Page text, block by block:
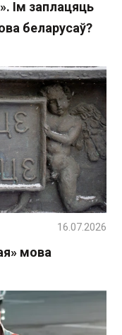
Ім заплацяць
беларусаў?
мова
16.07.2026